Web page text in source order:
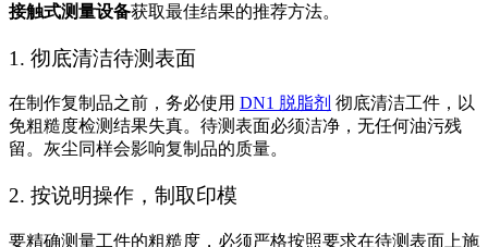
接触式测量设备获取最佳结果的推荐方法。
1. 彻底清洁待测表面
在制作复制品之前，务必使用 DN1 脱脂剂 彻底清洁工件，以
免粗糙度检测结果失真。待测表面必须洁净，无任何油污残
留。灰尘同样会影响复制品的质量。
2. 按说明操作，制取印模
要精确测量工件的粗糙度，必须严格按照要求在待测表面上施